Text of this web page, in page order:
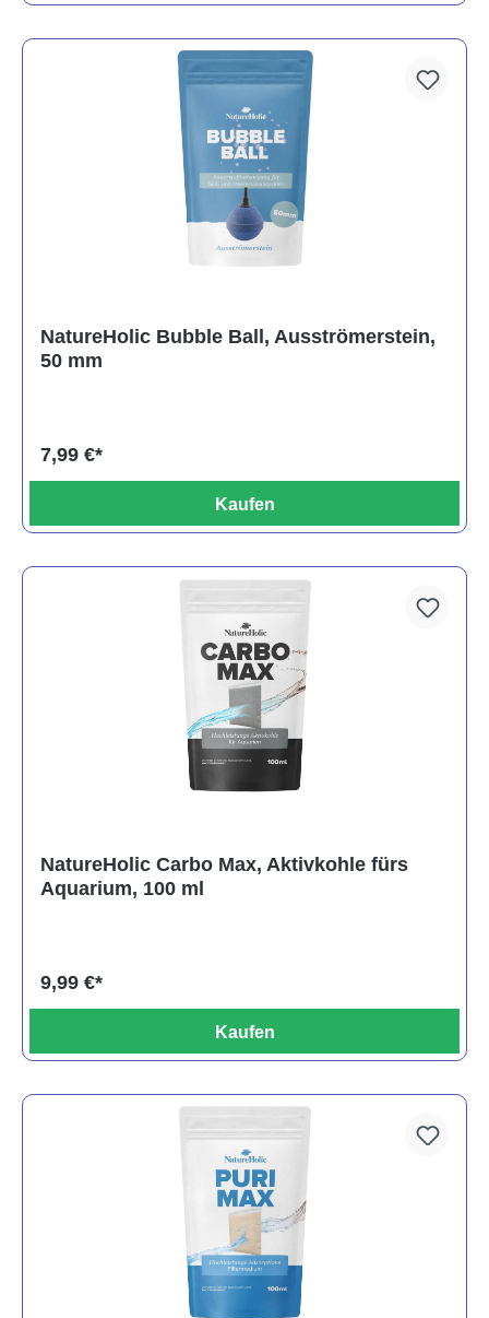
NatureHolic Bubble Ball, Ausströmerstein,
50 mm
7,99 €*
Kaufen
NatureHolic Carbo Max, Aktivkohle fürs
Aquarium, 100 ml
9,99 €*
Kaufen